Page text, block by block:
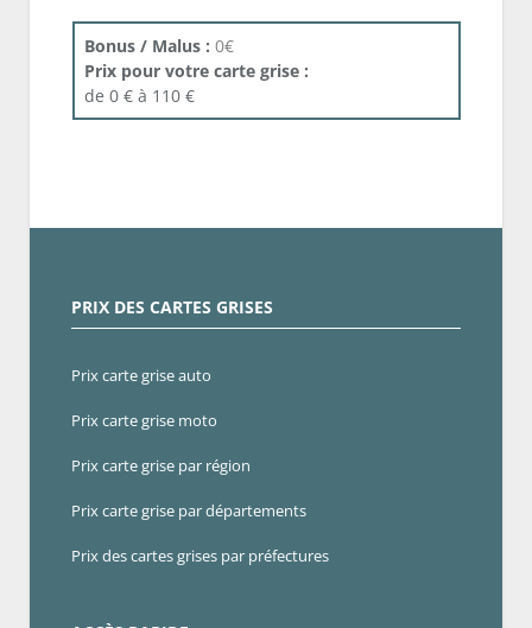
Bonus / Malus : 0€
Prix pour votre carte grise :
de 0 € à 110 €
PRIX DES CARTES GRISES
Prix carte grise auto
Prix carte grise moto
Prix carte grise par région
Prix carte grise par départements
Prix des cartes grises par préfectures